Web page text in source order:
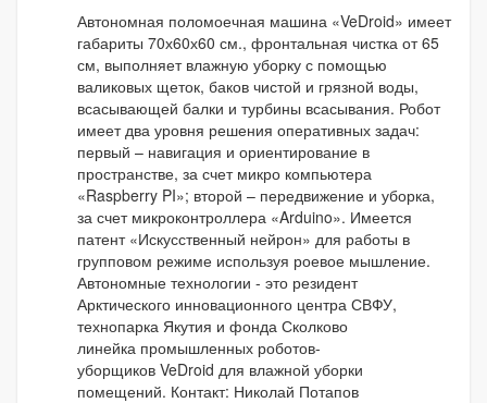
Автономная поломоечная машина «VeDroid» имеет
габариты 70х60х60 см., фронтальная чистка от 65
см, выполняет влажную уборку с помощью
валиковых щеток, баков чистой и грязной воды,
всасывающей балки и турбины всасывания. Робот
имеет два уровня решения оперативных задач:
первый – навигация и ориентирование в
пространстве, за счет микро компьютера
«Raspberry PI»; второй – передвижение и уборка,
за счет микроконтроллера «Arduino». Имеется
патент «Искусственный нейрон» для работы в
групповом режиме используя роевое мышление.
Автономные технологии - это резидент
Арктического инновационного центра СВФУ,
технопарка Якутия и фонда Сколково
линейка промышленных роботов-
уборщиков VeDroid для влажной уборки
помещений. Контакт: Николай Потапов